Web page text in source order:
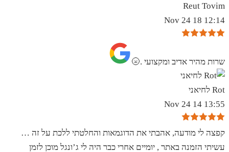
Reut Tovim
12:14 18 Nov 24
שרות מהיר אדיב ומקצועי .🌝
Rot לחיאני
13:55 14 Nov 24
קפצה לי מודעה, אהבתי את הדוגמאות והחלטתי ללכת על זה …
עשיתי הזמנה באתר , יומיים אחרי כבר היה לי ג’ונגל מוכן לזמן